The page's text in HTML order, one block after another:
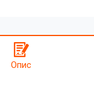
Опис